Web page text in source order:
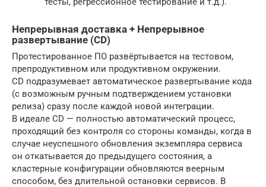
Непрерывная доставка + Непрерывное
развертывание (CD)
Протестированное ПО развёртывается на тестовом,
препродуктивном или продуктивном окружении.
CD подразумевает автоматическое развертывание кода
(с возможным ручным подтверждением установки
релиза) сразу после каждой новой интеграции.
В идеале CD — полностью автоматический процесс,
проходящий без контроля со стороны команды, когда в
случае неуспешного обновления экземпляра сервиса
он откатывается до предыдущего состояния, а
кластерные конфигурации обновляются веерным
способом, без длительной остановки сервисов. В